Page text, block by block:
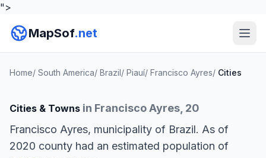
">
MapSof.net
Home/ South America/ Brazil/ Piauí/ Francisco Ayres/ Cities
Cities & Towns in Francisco Ayres, 20
Francisco Ayres, municipality of Brazil. As of
2020 county had an estimated population of